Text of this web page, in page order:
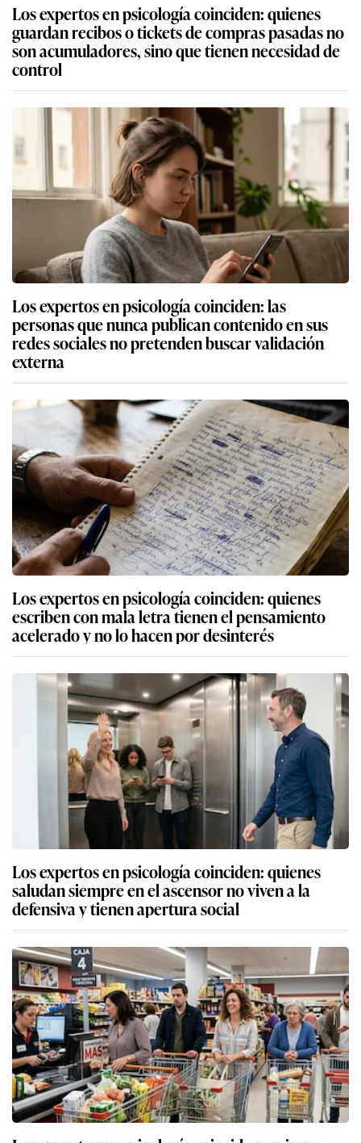
Los expertos en psicología coinciden: quienes
guardan recibos o tickets de compras pasadas no
son acumuladores, sino que tienen necesidad de
control
Los expertos en psicología coinciden: las
personas que nunca publican contenido en sus
redes sociales no pretenden buscar validación
externa
Los expertos en psicología coinciden: quienes
escriben con mala letra tienen el pensamiento
acelerado y no lo hacen por desinterés
Los expertos en psicología coinciden: quienes
saludan siempre en el ascensor no viven a la
defensiva y tienen apertura social